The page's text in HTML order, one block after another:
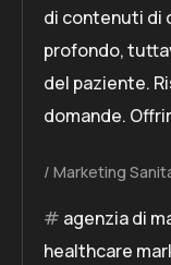
di contenuti di
profondo,
del paziente.
domande.
Marketing
agenzia di
healthcare